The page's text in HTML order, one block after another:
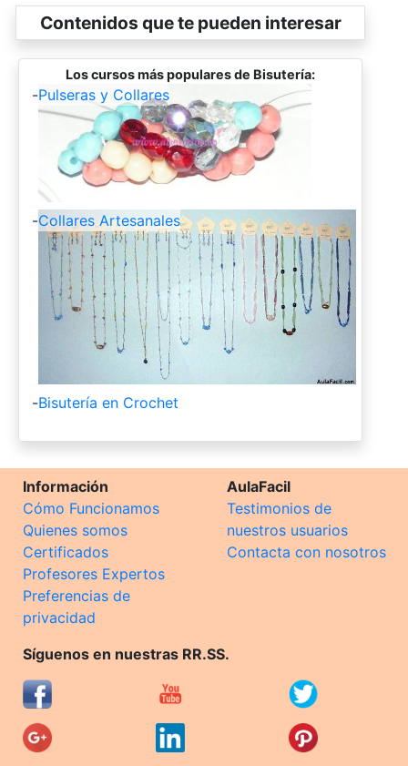
Contenidos que te pueden interesar
Los cursos más populares de Bisutería:
-Pulseras y Collares
-Collares Artesanales
-Bisutería en Crochet
Información
Cómo Funcionamos
Quienes somos
Certificados
Profesores Expertos
Preferencias de
privacidad
AulaFacil
Testimonios de
nuestros usuarios
Contacta con nosotros
Síguenos en nuestras RR.SS.